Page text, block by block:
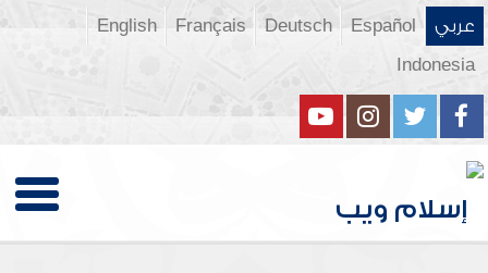
عربي Español
Deutsch
Français
English
Indonesia